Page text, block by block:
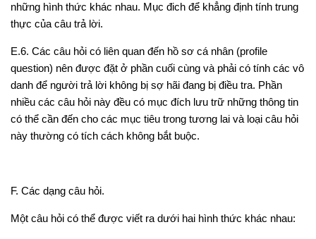
những hình thức khác nhau. Mục đich để khẳng định tính trung
thực của câu trả lời.
E.6. Các câu hỏi có liên quan đến hồ sơ cá nhân (profile
question) nên được đặt ở phần cuối cùng và phải có tính các vô
danh để người trả lời không bị sợ hãi đang bị điều tra. Phần
nhiều các câu hỏi này đều có mục đích lưu trữ những thông tin
có thể cần đến cho các mục tiêu trong tương lai và loại câu hỏi
này thường có tích cách không bắt buộc.
F. Các dạng câu hỏi.
Một câu hỏi có thể được viết ra dưới hai hình thức khác nhau: